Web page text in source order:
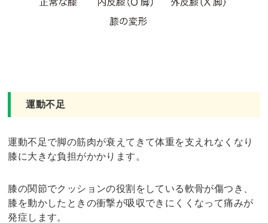
運動不足
運動不足で脚の筋肉が衰えてきて体重を支えれなくなり
膝に大きな負担がかかります。
膝の関節でクッションの役割をしている軟骨が傷つき、
膝を動かしたときの衝撃が吸収できにくくなって痛みが
発症します。